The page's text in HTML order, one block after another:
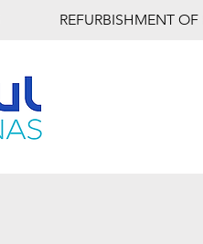
REFURBISHMENT OF